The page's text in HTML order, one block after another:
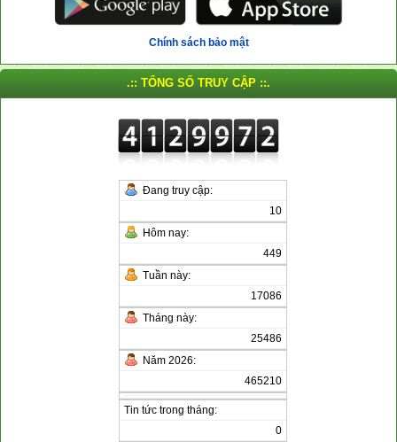
Chính sách bảo mật
.:: TỔNG SỐ TRUY CẬP ::.
Đang truy cập:
10
Hôm nay:
449
Tuần này:
17086
Tháng này:
25486
Năm 2026:
465210
Tin tức trong tháng:
0